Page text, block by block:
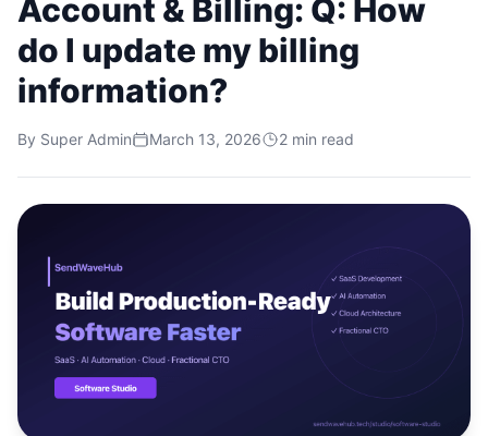
BETA
Studio NEW
Account & Billing: Q: How
do I update my billing
information?
By Super Admin March 13, 2026 2 min read